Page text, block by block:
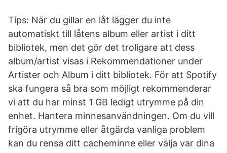
Tips: När du gillar en låt lägger du inte
automatiskt till låtens album eller artist i ditt
bibliotek, men det gör det troligare att dess
album/artist visas i Rekommendationer under
Artister och Album i ditt bibliotek. För att Spotify
ska fungera så bra som möjligt rekommenderar
vi att du har minst 1 GB ledigt utrymme på din
enhet. Hantera minnesanvändningen. Om du vill
frigöra utrymme eller åtgärda vanliga problem
kan du rensa ditt cacheminne eller välja var dina